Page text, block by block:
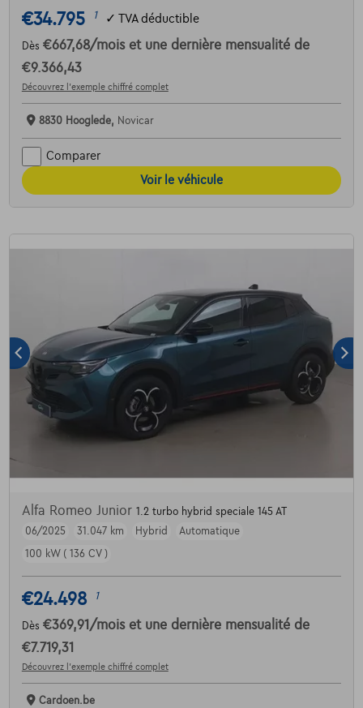
€34.795 1 ✓ TVA déductible
Dès €667,68/mois et une dernière mensualité de
€9.366,43
Découvrez l’exemple chiffré complet
8830 Hooglede, Novicar
Comparer
Voir le véhicule
Alfa Romeo Junior 1.2 turbo hybrid speciale 145 AT
06/2025
31.047 km Hybrid
Automatique
100 kW ( 136 CV )
€24.498 1
Dès €369,91 /mois et une dernière mensualité de
€7.719,31
Découvrez l’exemple chiffré complet
Cardoen.be